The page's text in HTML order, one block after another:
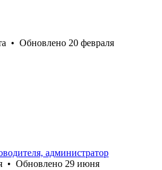
• Обновлено 20 февраля
администратор
• Обновлено 29 июня